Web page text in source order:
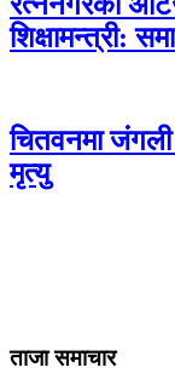
शिक्षामन्त्री:
चितवनमा जंगली
मृत्यु
ताजा समाचार